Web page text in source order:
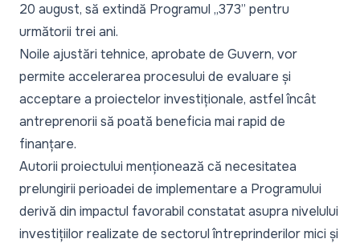
20 august, să extindă Programul „373” pentru
următorii trei ani.
Noile ajustări tehnice, aprobate de Guvern, vor
permite accelerarea procesului de evaluare și
acceptare a proiectelor investiționale, astfel încât
antreprenorii să poată beneficia mai rapid de
finanțare.
Autorii proiectului menționează că necesitatea
prelungirii perioadei de implementare a Programului
derivă din impactul favorabil constatat asupra nivelului
investițiilor realizate de sectorul întreprinderilor mici și